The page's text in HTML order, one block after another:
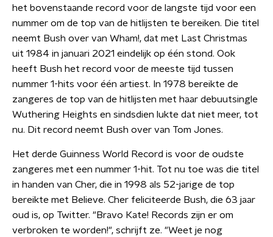
het bovenstaande record voor de langste tijd voor een
nummer om de top van de hitlijsten te bereiken. Die titel
neemt Bush over van Wham!, dat met Last Christmas
uit 1984 in januari 2021 eindelijk op één stond. Ook
heeft Bush het record voor de meeste tijd tussen
nummer 1-hits voor één artiest. In 1978 bereikte de
zangeres de top van de hitlijsten met haar debuutsingle
Wuthering Heights en sindsdien lukte dat niet meer, tot
nu. Dit record neemt Bush over van Tom Jones.
Het derde Guinness World Record is voor de oudste
zangeres met een nummer 1-hit. Tot nu toe was die titel
in handen van Cher, die in 1998 als 52-jarige de top
bereikte met Believe. Cher feliciteerde Bush, die 63 jaar
oud is, op Twitter. "Bravo Kate! Records zijn er om
verbroken te worden!", schrijft ze. "Weet je nog